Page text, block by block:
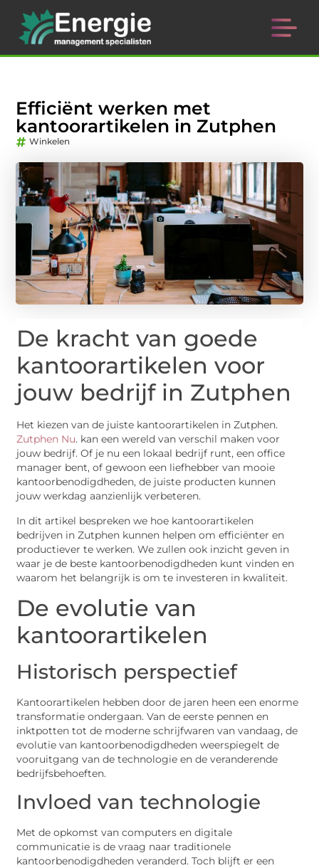
Efficiënt werken met
kantoorartikelen in Zutphen
Winkelen
De kracht van goede
kantoorartikelen voor
jouw bedrijf in Zutphen
Het kiezen van de juiste kantoorartikelen in Zutphen.
Zutphen Nu. kan een wereld van verschil maken voor
jouw bedrijf. Of je nu een lokaal bedrijf runt, een office
manager bent, of gewoon een liefhebber van mooie
kantoorbenodigdheden, de juiste producten kunnen
jouw werkdag aanzienlijk verbeteren.
In dit artikel bespreken we hoe kantoorartikelen
bedrijven in Zutphen kunnen helpen om efficiënter en
productiever te werken. We zullen ook inzicht geven in
waar je de beste kantoorbenodigdheden kunt vinden en
waarom het belangrijk is om te investeren in kwaliteit.
De evolutie van
kantoorartikelen
Historisch perspectief
Kantoorartikelen hebben door de jaren heen een enorme
transformatie ondergaan. Van de eerste pennen en
inktpotten tot de moderne schrijfwaren van vandaag, de
evolutie van kantoorbenodigdheden weerspiegelt de
vooruitgang van de technologie en de veranderende
bedrijfsbehoeften.
Invloed van technologie
Met de opkomst van computers en digitale
communicatie is de vraag naar traditionele
kantoorbenodigdheden veranderd. Toch blijft er een